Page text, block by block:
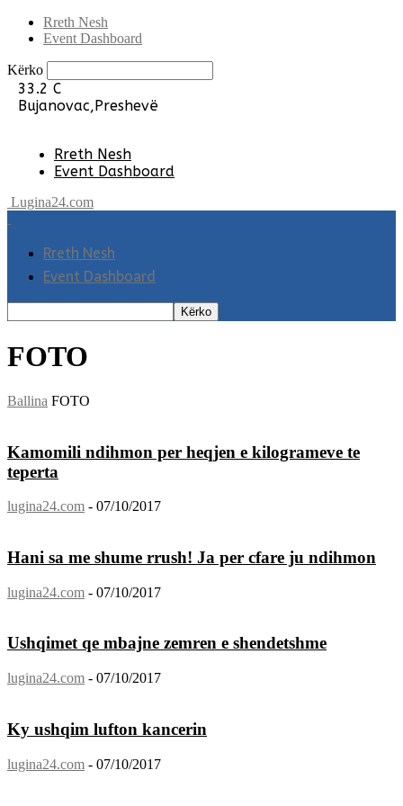
Rreth Nesh
Event Dashboard
Kërko
33.2 C
Bujanovac,Preshevë
Rreth Nesh
Event Dashboard
Lugina24.com
Rreth Nesh
Event Dashboard
FOTO
Ballina FOTO
Kamomili ndihmon per heqjen e kilogrameve te
teperta
lugina24.com - 07/10/2017
Hani sa me shume rrush! Ja per cfare ju ndihmon
lugina24.com - 07/10/2017
Ushqimet qe mbajne zemren e shendetshme
lugina24.com - 07/10/2017
Ky ushqim lufton kancerin
lugina24.com - 07/10/2017